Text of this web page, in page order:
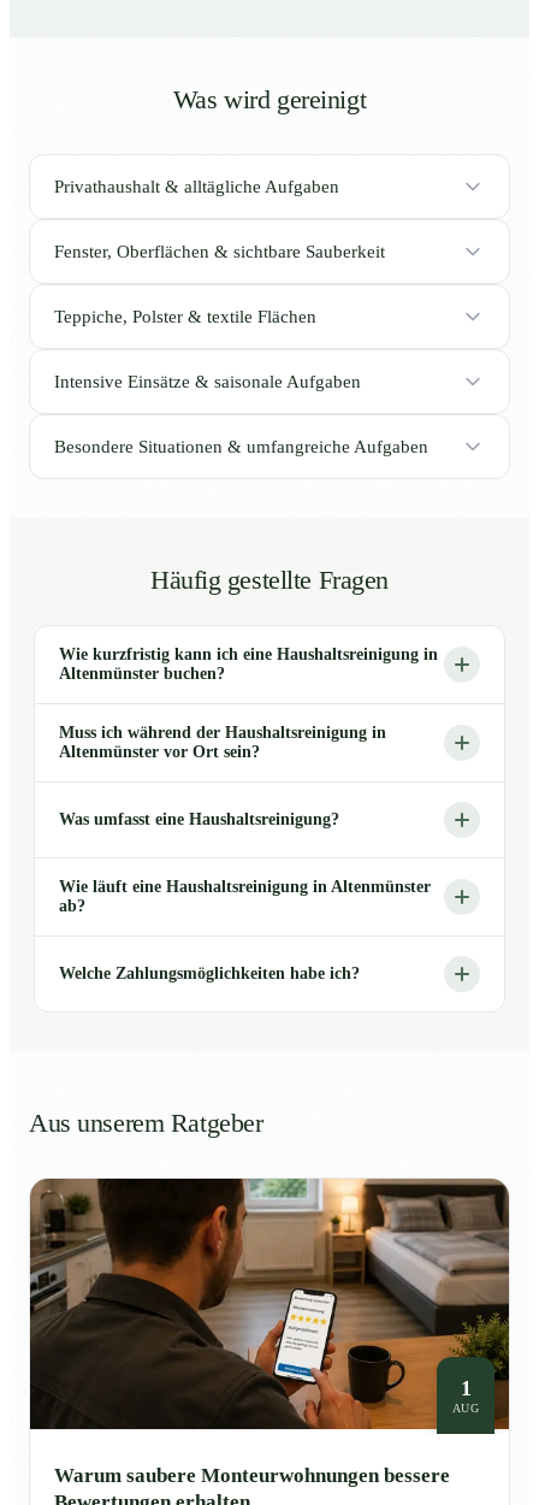
Was wird gereinigt
Privathaushalt & alltägliche Aufgaben
Fenster, Oberflächen & sichtbare Sauberkeit
Teppiche, Polster & textile Flächen
Intensive Einsätze & saisonale Aufgaben
Besondere Situationen & umfangreiche Aufgaben
Häufig gestellte Fragen
Wie kurzfristig kann ich eine Haushaltsreinigung in
Altenmünster buchen?
Muss ich während der Haushaltsreinigung in
Altenmünster vor Ort sein?
Was umfasst eine Haushaltsreinigung?
Wie läuft eine Haushaltsreinigung in Altenmünster
ab?
Welche Zahlungsmöglichkeiten habe ich?
Aus unserem Ratgeber
1
AUG
Warum saubere Monteurwohnungen bessere